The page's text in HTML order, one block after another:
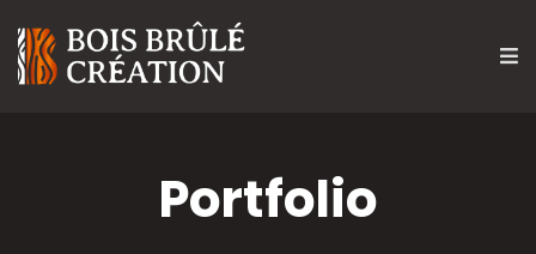
Portfolio